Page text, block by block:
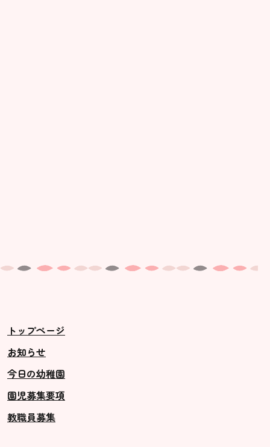
トップページ
お知らせ
今日の幼稚園
園児募集要項
教職員募集